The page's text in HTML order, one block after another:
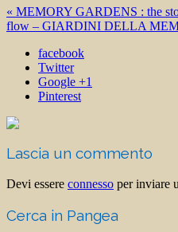
« MEMORY GARDENS : the
flow – GIARDINI DELLA
facebook
Twitter
Google +1
Pinterest
Lascia un commento
Devi essere connesso per inviare
Cerca in Pangea